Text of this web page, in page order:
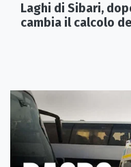
Laghi di Sibari,
cambia il calcolo